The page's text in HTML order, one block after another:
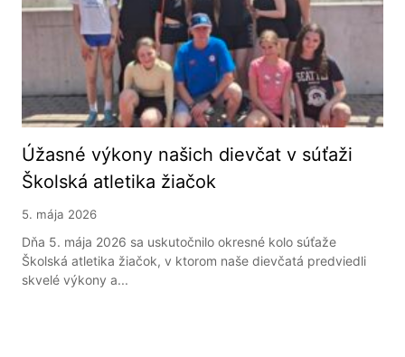
Úžasné výkony našich dievčat v súťaži
Školská atletika žiačok
5. mája 2026
Dňa 5. mája 2026 sa uskutočnilo okresné kolo súťaže
Školská atletika žiačok, v ktorom naše dievčatá predviedli
skvelé výkony a...